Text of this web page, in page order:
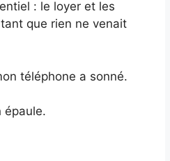
: le loyer et les
que rien ne venait
téléphone a sonné.
épaule.